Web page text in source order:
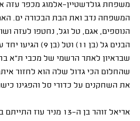
משפחת גולדשטיין-אלמוג מכפר עזה
המשפחה נדב ואת הבת הבכורה ים.
הבנים גל (בן 11) וטל
שבראיון לאתר הרשמי של מכבי ת"א
שהחלום הכי גדול שלה הוא לחזור
את השחקנים על כדורי סל והפגינו
אריאל זוהר בן ה-13 מניר